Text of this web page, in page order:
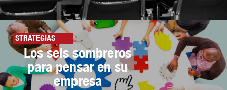
STRATEGIAS
Los seis sombreros
para pensar en su
empresa